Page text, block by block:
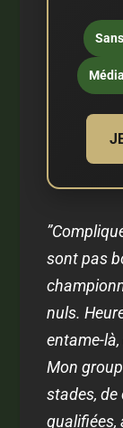
sont pas
nuls.
entame-
Mon
stades,
qualifiées,